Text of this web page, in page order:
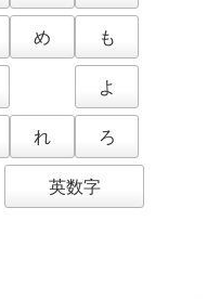
め
も
よ
れ
ろ
英数字